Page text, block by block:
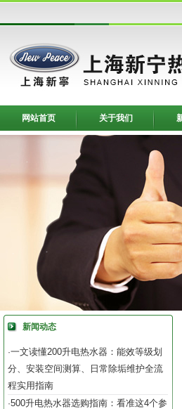
网站首页 关于我们
新闻动态
·一文读懂200升电热水器：能效等级划
分、安装空间测算、日常除垢维护全流
程实用指南
·500升电热水器选购指南：看准这4个参